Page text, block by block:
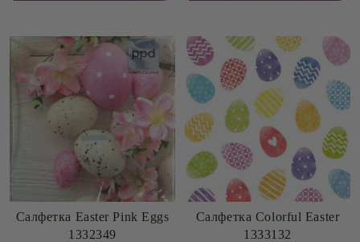
Салфетка Easter Pink Eggs
1332349
Салфетка Colorful Easter
1333132